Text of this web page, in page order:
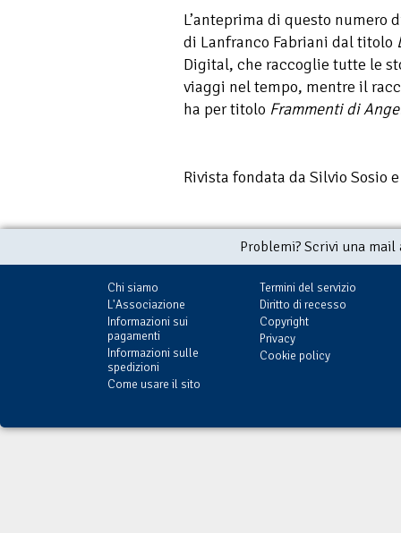
L’anteprima di questo numero
di Lanfranco Fabriani dal titolo
Digital, che raccoglie tutte le
viaggi nel tempo, mentre il
ha per titolo Frammenti di
Rivista fondata da Silvio Sosio
Problemi? Scrivi una
Chi siamo
L'Associazione
Informazioni sui
pagamenti
Informazioni sulle
spedizioni
Come usare il sito
Termini del servizio
Diritto di recesso
Copyright
Privacy
Cookie policy